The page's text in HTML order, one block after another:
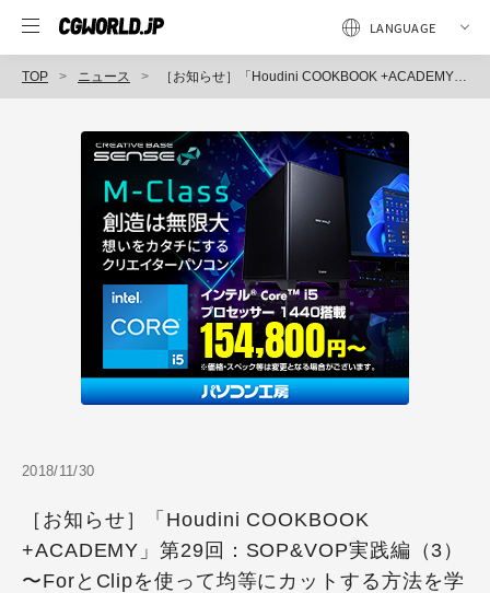
TOP ニュース ［お知らせ］「Houdini COOKBOOK +ACADEMY」第29回：SOP&VOP実践編（3） 〜ForとClipを使って均等にカットする方法を学ぼう〜が配信開始
2018/11/30
［お知らせ］「Houdini COOKBOOK
+ACADEMY」第29回：SOP&VOP実践編（3）
〜ForとClipを使って均等にカットする方法を学